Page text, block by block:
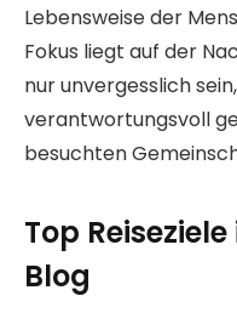
Lebensweise der
Fokus liegt auf der
nur unvergesslich
verantwortungsvoll
besuchten
Top
Blog